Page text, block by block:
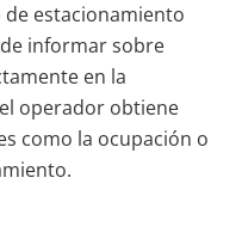
de estacionamiento
informar sobre
en la
operador obtiene
como la ocupación o